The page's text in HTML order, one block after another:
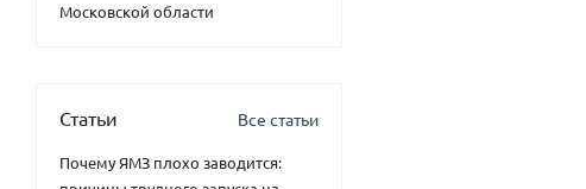
Московской области
Статьи Все статьи
Почему ЯМЗ плохо заводится: